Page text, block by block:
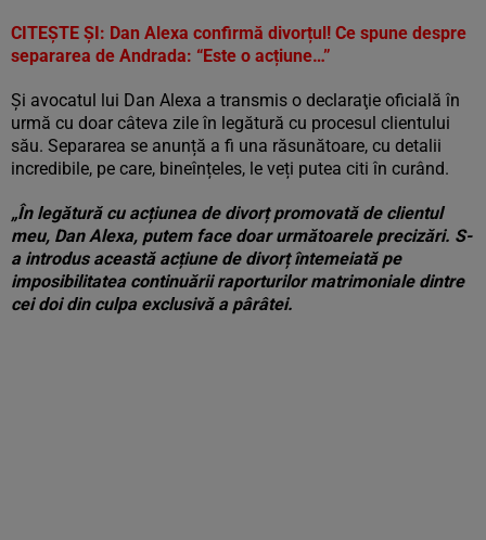
CITEŞTE ŞI: Dan Alexa confirmă divorțul! Ce spune despre
separarea de Andrada: “Este o acțiune…”
Şi avocatul lui Dan Alexa a transmis o declaraţie oficială în
urmă cu doar câteva zile în legătură cu procesul clientului
său. Separarea se anunță a fi una răsunătoare, cu detalii
incredibile, pe care, bineînțeles, le veți putea citi în curând.
„În legătură cu acțiunea de divorț promovată de clientul
meu, Dan Alexa, putem face doar următoarele precizări. S-
a introdus această acțiune de divorț întemeiată pe
imposibilitatea continuării raporturilor matrimoniale dintre
cei doi din culpa exclusivă a pârâtei.